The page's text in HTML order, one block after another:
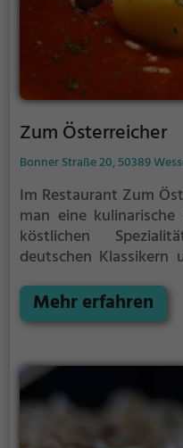
Zum Österreicher
Bonner Straße 20, 50389
Im Restaurant Zum
man eine
köstlichen
deutschen Klassikern
und das vielfältige
das gastronomische
Kost - hier findet
passende Gericht.
Vielfalt im Zum
Mehr erfahren